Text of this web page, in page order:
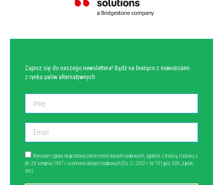
Zapisz się do naszego newslettera! Bądź na bieżąco z nowościami
z rynku paliw alternatywnych
Wyrażam zgodę na przetwarzanie moich danych osobowych, zgodnie z treścią Ustawy z
dn. 29 sierpnia 1997 r. o ochronie danych osobowych (Dz. U. 2002 r. Nr 101 poz. 926, z późn.
zm.).